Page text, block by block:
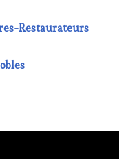
Restaurateurs